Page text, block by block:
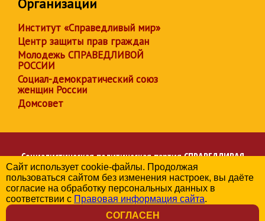
Организации
Институт «Справедливый мир»
Центр защиты прав граждан
Молодежь СПРАВЕДЛИВОЙ
РОССИИ
Социал-демократический союз
женщин России
Домсовет
Социалистическая политическая партияСПРАВЕДЛИВАЯ
РОССИЯ
Региональное отделение партии в Херсонской области
© 2006-2026
Политика в отношении обработки персональных данных
Сайт использует cookie-файлы. Продолжая
пользоваться сайтом без изменения настроек, вы даёте
согласие на обработку персональных данных в
соответствии с Правовая информация сайта.
СОГЛАСЕН